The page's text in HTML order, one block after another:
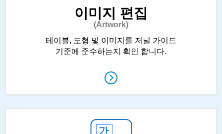
이미지 편집
(Artwork)
테이블, 도형 및 이미지를 저널 가이드
기준에 준수하는지 확인 합니다.